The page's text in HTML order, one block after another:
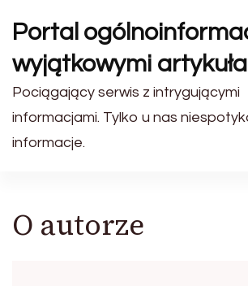
Portal
wyjątkowymi
Pociągający serwis z intrygującymi
informacjami. Tylko u nas
informacje.
O autorze